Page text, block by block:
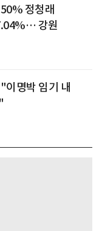
정청래
강원
이명박 임기 내